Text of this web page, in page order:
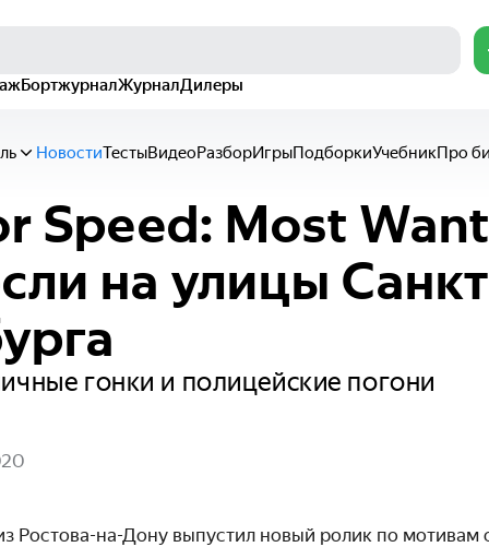
БортжурналЖурналДилеры
НовостиТестыВидеоРазборИгрыПодборкиУчебникПро
Speed: Most
на улицы
гонки и полицейские погони
Ростова-на-Дону выпустил новый ролик по мотивам